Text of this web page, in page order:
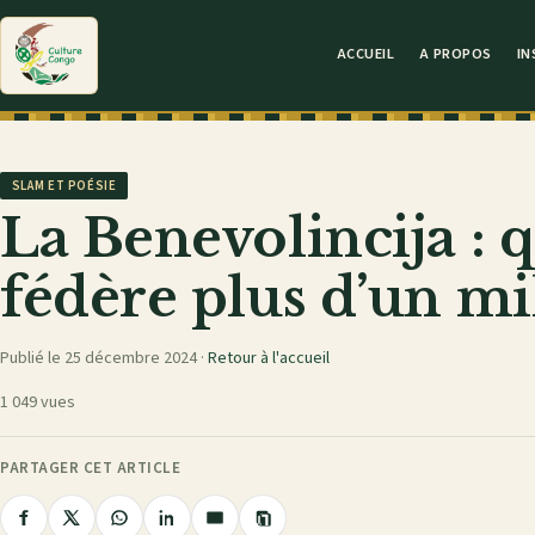
ACCUEIL A PROPOS
SLAM ET POÉSIE
La Benevolincija :
fédère plus d’un
Publié le 25 décembre 2024 · Retour à l'accueil
1 049 vues
PARTAGER CET ARTICLE
Copier